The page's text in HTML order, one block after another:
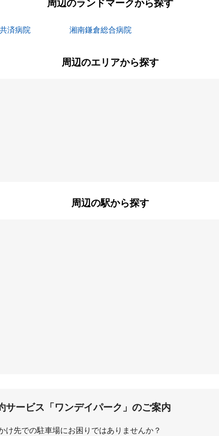
周辺のランドマークから探す
済病院 湘南鎌倉総合病院
周辺のエリアから探す
周辺の駅から探す
サービス「ワンデイパーク」のご案内
け先での駐車場にお困りではありませんか？